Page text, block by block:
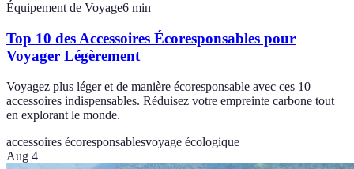
Équipement de Voyage6 min
Top 10 des Accessoires Écoresponsables pour
Voyager Légèrement
Voyagez plus léger et de manière écoresponsable avec ces 10
accessoires indispensables. Réduisez votre empreinte carbone tout
en explorant le monde.
accessoires écoresponsablesvoyage écologique
Aug 4